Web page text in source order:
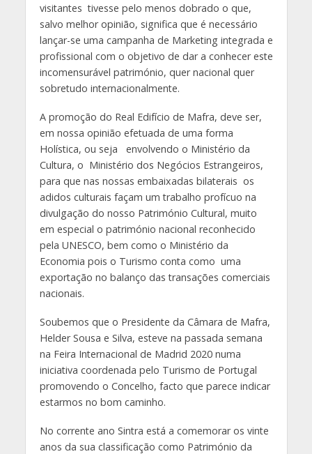
visitantes tivesse pelo menos dobrado o que,
salvo melhor opinião, significa que é necessário
lançar-se uma campanha de Marketing integrada e
profissional com o objetivo de dar a conhecer este
incomensurável património, quer nacional quer
sobretudo internacionalmente.
A promoção do Real Edifício de Mafra, deve ser,
em nossa opinião efetuada de uma forma
Holística, ou seja envolvendo o Ministério da
Cultura, o Ministério dos Negócios Estrangeiros,
para que nas nossas embaixadas bilaterais os
adidos culturais façam um trabalho profícuo na
divulgação do nosso Património Cultural, muito
em especial o património nacional reconhecido
pela UNESCO, bem como o Ministério da
Economia pois o Turismo conta como uma
exportação no balanço das transações comerciais
nacionais.
Soubemos que o Presidente da Câmara de Mafra,
Helder Sousa e Silva, esteve na passada semana
na Feira Internacional de Madrid 2020 numa
iniciativa coordenada pelo Turismo de Portugal
promovendo o Concelho, facto que parece indicar
estarmos no bom caminho.
No corrente ano Sintra está a comemorar os vinte
anos da sua classificação como Património da